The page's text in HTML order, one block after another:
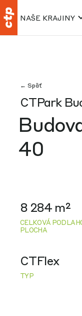
NAŠE KRAJINY
← Späť
CTPark
40
8 284 m²
CELKOVÁ
PLOCHA
CTFlex
TYP